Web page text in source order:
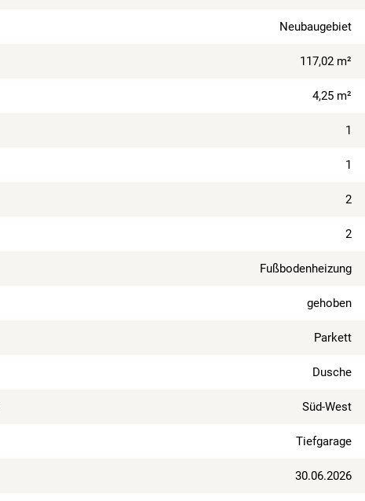
Neubaugebiet
117,02 m²
4,25 m²
1
1
2
2
Fußbodenheizung
gehoben
Parkett
Dusche
Süd-West
Tiefgarage
30.06.2026